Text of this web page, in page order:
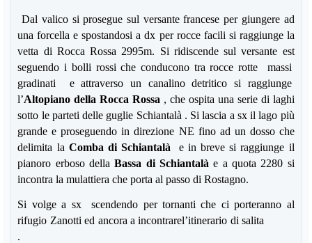
Dal valico si prosegue sul versante francese per giungere ad
una forcella e spostandosi a dx per rocce facili si raggiunge la
vetta di Rocca Rossa 2995m. Si ridiscende sul versante est
seguendo i bolli rossi che conducono tra rocce rotte massi
gradinati e attraverso un canalino detritico si raggiunge
l’Altopiano della Rocca Rossa , che ospita una serie di laghi
sotto le parteti delle guglie Schiantalà . Si lascia a sx il lago più
grande e proseguendo in direzione NE fino ad un dosso che
delimita la Comba di Schiantalàe in breve si raggiunge il
pianoro erboso dellaBassa di Schiantalàe a quota 2280 si
incontra la mulattiera che porta al passo di Rostagno.
Si volge a sx scendendo per tornanti che ci porteranno al
rifugio Zanotti ed ancora a incontrarel’itinerario di salita
.